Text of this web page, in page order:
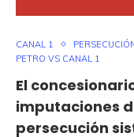
CANAL 1
PETRO VS CANAL 1
El
imputaciones
persecución